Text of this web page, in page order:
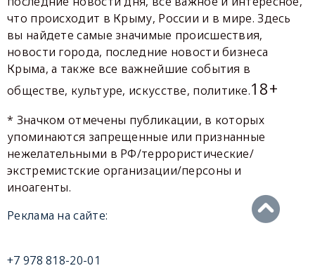
что происходит в Крыму, России и в мире. Здесь
вы найдете самые значимые происшествия,
новости города, последние новости бизнеса
Крыма, а также все важнейшие события в
обществе, культуре, искусстве, политике.18+
* Значком отмечены публикации, в которых
упоминаются запрещенные или признанные
нежелательными в РФ/террористические/
экстремистские организации/персоны и
иноагенты.
Реклама на сайте:
+7 978 818-20-01